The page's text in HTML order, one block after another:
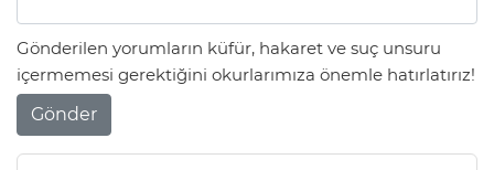
Gönderilen yorumların küfür, hakaret ve suç unsuru
içermemesi gerektiğini okurlarımıza önemle hatırlatırız!
Gönder